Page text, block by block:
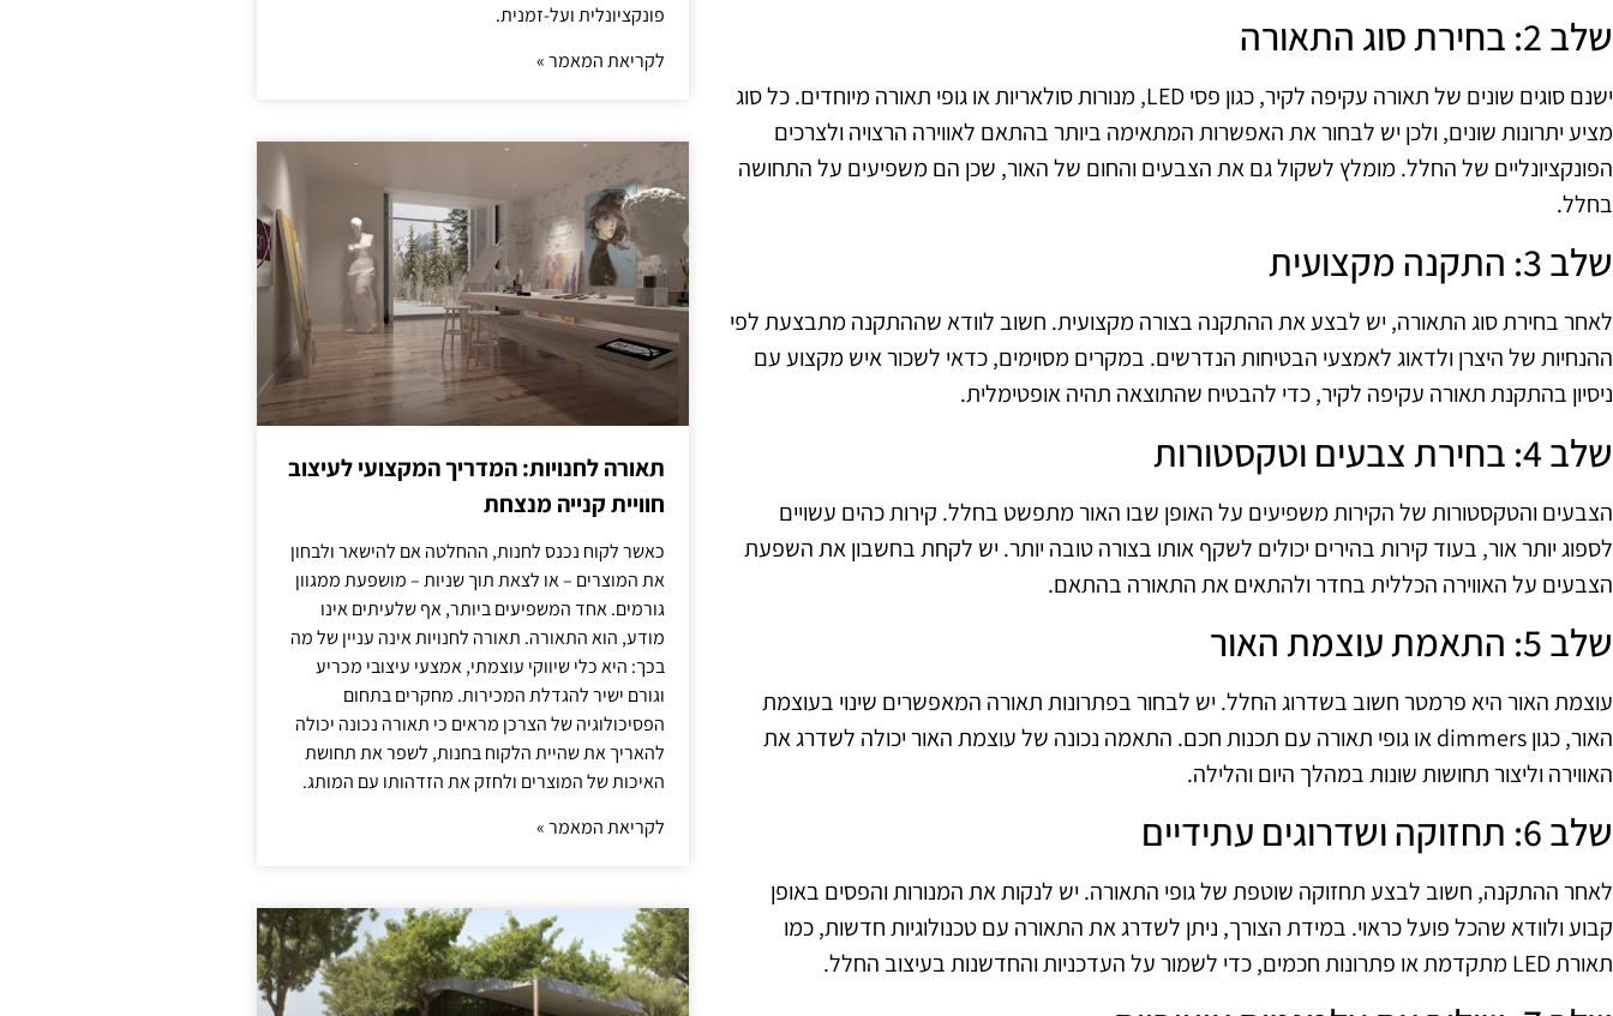
שלב 2: בחירת סוג התאורה
ישנם סוגים שונים של תאורה עקיפה לקיר, כגון פסי LED, מנורות סולאריות או גופי תאורה מיוחדים. כל סוג
מציע יתרונות שונים, ולכן יש לבחור את האפשרות המתאימה ביותר בהתאם לאווירה הרצויה ולצרכים
הפונקציונליים של החלל. מומלץ לשקול גם את הצבעים והחום של האור, שכן הם משפיעים על התחושה
בחלל.
שלב 3: התקנה מקצועית
לאחר בחירת סוג התאורה, יש לבצע את ההתקנה בצורה מקצועית. חשוב לוודא שההתקנה מתבצעת לפי
ההנחיות של היצרן ולדאוג לאמצעי הבטיחות הנדרשים. במקרים מסוימים, כדאי לשכור איש מקצוע עם
ניסיון בהתקנת תאורה עקיפה לקיר, כדי להבטיח שהתוצאה תהיה אופטימלית.
שלב 4: בחירת צבעים וטקסטורות
הצבעים והטקסטורות של הקירות משפיעים על האופן שבו האור מתפשט בחלל. קירות כהים עשויים
לספוג יותר אור, בעוד קירות בהירים יכולים לשקף אותו בצורה טובה יותר. יש לקחת בחשבון את השפעת
הצבעים על האווירה הכללית בחדר ולהתאים את התאורה בהתאם.
שלב 5: התאמת עוצמת האור
עוצמת האור היא פרמטר חשוב בשדרוג החלל. יש לבחור בפתרונות תאורה המאפשרים שינוי בעוצמת
האור, כגון dimmers או גופי תאורה עם תכנות חכם. התאמה נכונה של עוצמת האור יכולה לשדרג את
האווירה וליצור תחושות שונות במהלך היום והלילה.
שלב 6: תחזוקה ושדרוגים עתידיים
לאחר ההתקנה, חשוב לבצע תחזוקה שוטפת של גופי התאורה. יש לנקות את המנורות והפסים באופן
קבוע ולוודא שהכל פועל כראוי. במידת הצורך, ניתן לשדרג את התאורה עם טכנולוגיות חדשות, כמו
תאורת LED מתקדמת או פתרונות חכמים, כדי לשמור על העדכניות והחדשנות בעיצוב החלל.
פונקציונלית ועל-זמנית.
לקריאת המאמר »
תאורה לחנויות: המדריך המקצועי לעיצוב
חוויית קנייה מנצחת
כאשר לקוח נכנס לחנות, ההחלטה אם להישאר ולבחון
את המוצרים – או לצאת תוך שניות – מושפעת ממגוון
גורמים. אחד המשפיעים ביותר, אף שלעיתים אינו
מודע, הוא התאורה. תאורה לחנויות אינה עניין של מה
בכך: היא כלי שיווקי עוצמתי, אמצעי עיצובי מכריע
וגורם ישיר להגדלת המכירות. מחקרים בתחום
הפסיכולוגיה של הצרכן מראים כי תאורה נכונה יכולה
להאריך את שהיית הלקוח בחנות, לשפר את תחושת
האיכות של המוצרים ולחזק את הזדהותו עם המותג.
לקריאת המאמר »